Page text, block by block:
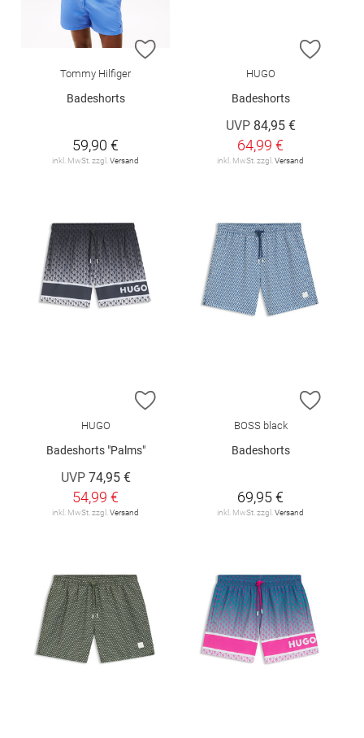
ZUR WUNSCHLISTE HINZUFÜGEN
Tommy Hilfiger
Badeshorts
59,90 €
inkl. MwSt. zzgl. Versand
ZUR
HUGO
Badeshorts
UVP 84,95 €
64,99 €
inkl. MwSt. zzgl. Versand
ZUR WUNSCHLISTE HINZUFÜGEN
HUGO
Badeshorts "Palms"
UVP 74,95 €
54,99 €
inkl. MwSt. zzgl. Versand
ZUR
BOSS black
Badeshorts
69,95 €
inkl. MwSt. zzgl. Versand